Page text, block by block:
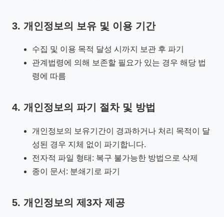
3. 개인정보의 보유 및 이용 기간
수집 및 이용 목적 달성 시까지 보관 후 파기
관계법령에 의해 보존할 필요가 있는 경우 해당 법
령에 따름
4. 개인정보의 파기 절차 및 방법
개인정보의 보유기간이 경과하거나 처리 목적이 달
성된 경우 지체 없이 파기합니다.
전자적 파일 형태: 복구 불가능한 방법으로 삭제
종이 문서: 분쇄기로 파기
5. 개인정보의 제3자 제공